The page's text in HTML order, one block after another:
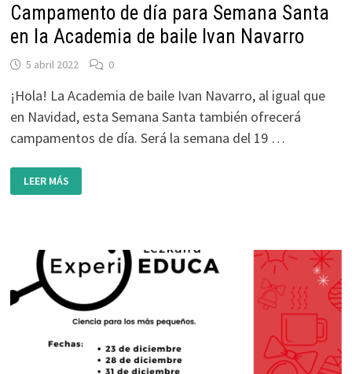
Campamento de día para Semana Santa
en la Academia de baile Ivan Navarro
5 abril 2022 0
¡Hola! La Academia de baile Ivan Navarro, al igual que
en Navidad, esta Semana Santa también ofrecerá
campamentos de día. Será la semana del 19 …
CAMPAMENTO
DE
DÍA
ACADEMIA
BAILE
IVAN
NAVARRO
LEER MÁS